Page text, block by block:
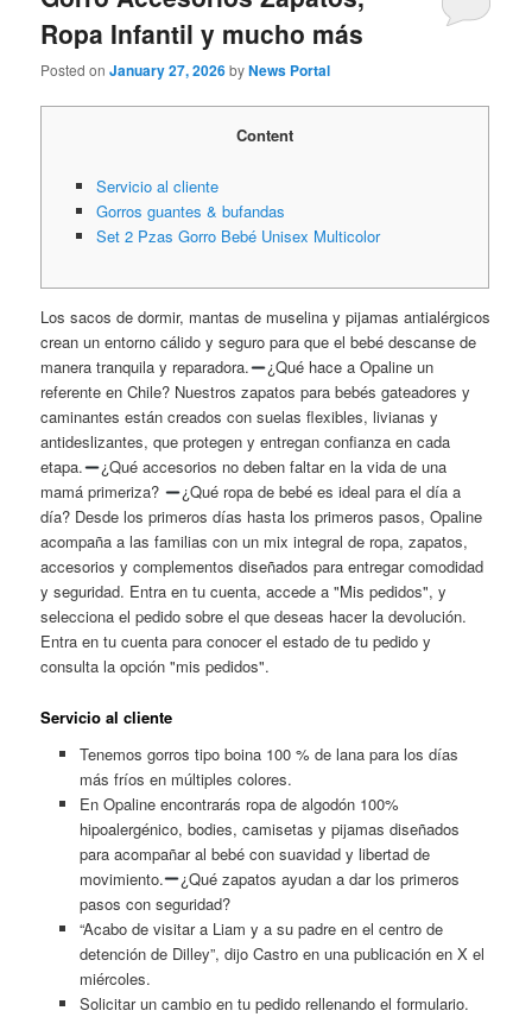
Ropa Infantil y mucho más
Posted onJanuary 27, 2026byNews Portal
Content
Servicio al cliente
Gorros guantes & bufandas
Set 2 Pzas Gorro Bebé Unisex Multicolor
Los sacos de dormir, mantas de muselina y pijamas antialérgicos
crean un entorno cálido y seguro para que el bebé descanse de
manera tranquila y reparadora.
¿Qué hace a Opaline un
referente en Chile? Nuestros zapatos para bebés gateadores y
caminantes están creados con suelas flexibles, livianas y
antideslizantes, que protegen y entregan confianza en cada
etapa.
¿Qué accesorios no deben faltar en la vida de una
mamá primeriza?
¿Qué ropa de bebé es ideal para el día a
día? Desde los primeros días hasta los primeros pasos, Opaline
acompaña a las familias con un mix integral de ropa, zapatos,
accesorios y complementos diseñados para entregar comodidad
y seguridad. Entra en tu cuenta, accede a "Mis pedidos", y
selecciona el pedido sobre el que deseas hacer la devolución.
Entra en tu cuenta para conocer el estado de tu pedido y
consulta la opción "mis pedidos".
Servicio al cliente
Tenemos gorros tipo boina 100 % de lana para los días
más fríos en múltiples colores.
En Opaline encontrarás ropa de algodón 100%
hipoalergénico, bodies, camisetas y pijamas diseñados
para acompañar al bebé con suavidad y libertad de
movimiento.
¿Qué zapatos ayudan a dar los primeros
pasos con seguridad?
“Acabo de visitar a Liam y a su padre en el centro de
detención de Dilley”, dijo Castro en una publicación en X el
miércoles.
Solicitar un cambio en tu pedido rellenando el formulario.